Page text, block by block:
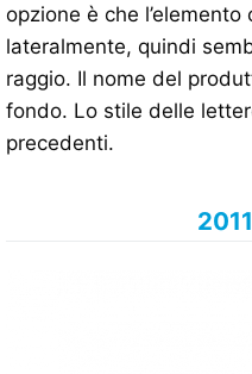
opzione è che
lateralmente, quindi
raggio. Il nome del
fondo. Lo stile delle
precedenti.